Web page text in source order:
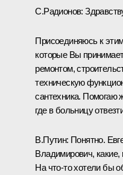
С.Радионов:
Присоединяюсь к
которые Вы
ремонтом,
техническую
сантехника. Помогаю
где в больницу
В.Путин: Понятно.
Владимирович,
На что-то хотели бы